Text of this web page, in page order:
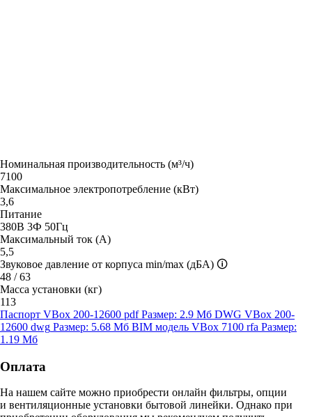
Номинальная производительность (м³/ч)
7100
Максимальное электропотребление (кВт)
3,6
Питание
380В 3Ф 50Гц
Максимальный ток (А)
5,5
Звуковое давление от корпуса min/max (дБА) 🛈
48 / 63
Масса установки (кг)
113
Паспорт VBox 200-12600 pdf Размер: 2.9 Мб DWG VBox 200-
12600 dwg Размер: 5.68 Мб BIM модель VBox 7100 rfa Размер:
1.19 Мб
Оплата
На нашем сайте можно приобрести онлайн фильтры, опции
и вентиляционные установки бытовой линейки. Однако при